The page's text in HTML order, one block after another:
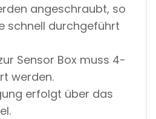
angeschraubt, so
schnell durchgeführt
Sensor Box muss 4-
werden.
erfolgt über das